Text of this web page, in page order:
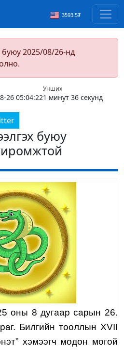
3593.5₮
буюу 2025/08/26-нд
26 05:04:22
Унших
1 минут 36 секунд
буюу
оны 8 дугаар сарын 26.
Билгийн тооллын XVII
хэмээгч модон могой